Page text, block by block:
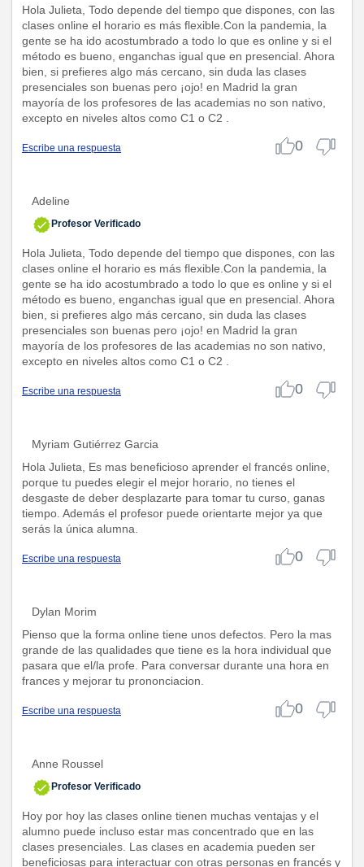
Hola Julieta, Todo depende del tiempo que dispones, con las
clases online el horario es más flexible.Con la pandemia, la
gente se ha ido acostumbrado a todo lo que es online y si el
método es bueno, enganchas igual que en presencial. Ahora
bien, si prefieres algo más cercano, sin duda las clases
presenciales son buenas pero ¡ojo! en Madrid la gran
mayoría de los profesores de las academias no son nativo,
excepto en niveles altos como C1 o C2 .
Escribe una respuesta 0
Adeline
Profesor Verificado
Hola Julieta, Todo depende del tiempo que dispones, con las
clases online el horario es más flexible.Con la pandemia, la
gente se ha ido acostumbrado a todo lo que es online y si el
método es bueno, enganchas igual que en presencial. Ahora
bien, si prefieres algo más cercano, sin duda las clases
presenciales son buenas pero ¡ojo! en Madrid la gran
mayoría de los profesores de las academias no son nativo,
excepto en niveles altos como C1 o C2 .
Escribe una respuesta 0
Myriam Gutiérrez Garcia
Hola Julieta, Es mas beneficioso aprender el francés online,
porque tu puedes elegir el mejor horario, no tienes el
desgaste de deber desplazarte para tomar tu curso, ganas
tiempo. Además el profesor puede orientarte mejor ya que
serás la única alumna.
Escribe una respuesta 0
Dylan Morim
Pienso que la forma online tiene unos defectos. Pero la mas
grande de las qualidades que tiene es la hora individual que
pasara que el/la profe. Para conversar durante una hora en
frances y mejorar tu prononciacion.
Escribe una respuesta 0
Anne Roussel
Profesor Verificado
Hoy por hoy las clases online tienen muchas ventajas y el
alumno puede incluso estar mas concentrado que en las
clases presenciales. Las clases en academia pueden ser
beneficiosas para interactuar con otras personas en francés y